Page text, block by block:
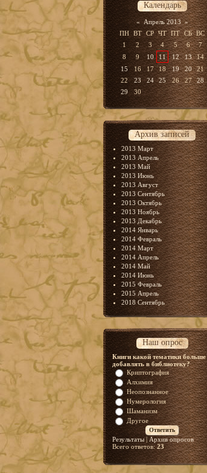
Календарь
« Апрель 2013 »
ПН ВТ СР ЧТ ПТ СБ ВС
1
2 3 4 5 6
7
8
9 10 11 12 13
14
15
16 17 18 19 20
21
22
23 24 25 26 27
28
29
30
Архив записей
2013 Март
2013 Апрель
2013 Май
2013 Июнь
2013 Август
2013 Сентябрь
2013 Октябрь
2013 Ноябрь
2013 Декабрь
2014 Январь
2014 Февраль
2014 Март
2014 Апрель
2014 Май
2014 Июнь
2015 Февраль
2015 Апрель
2018 Сентябрь
Наш опрос
Книги какой тематики больше
добавлять в библиотеку?
Криптография
Алхимия
Неопознанное
Нумерология
Шаманизм
Другое
Результаты| Архив опросов
Всего ответов:23